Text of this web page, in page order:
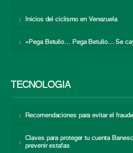
Inicios del ciclismo en Venezuela
«Pega Betulio… Pega Betulio… Se
TECNOLOGÍA
Recomendaciones para evitar el
Claves para proteger tu cuenta
prevenir estafas